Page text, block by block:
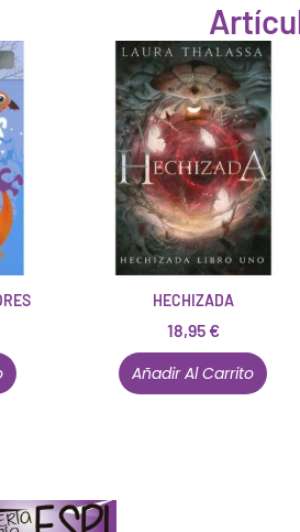
HECHIZADA
18,95 €
Añadir Al Carrito